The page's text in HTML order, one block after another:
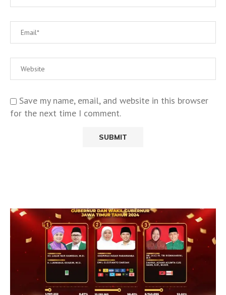
Save my name, email, and website in this browser
for the next time I comment.